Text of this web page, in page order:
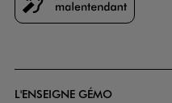
L'ENSEIGNE GÉMO